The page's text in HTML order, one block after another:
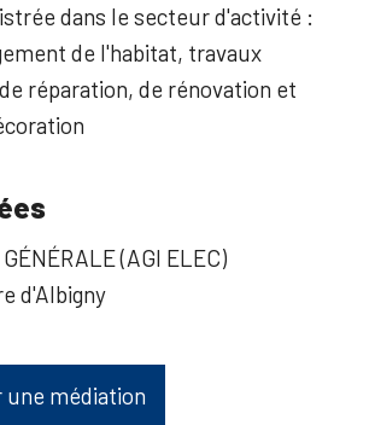
dans le secteur d'activité :
de l'habitat, travaux
réparation, de rénovation et
(AGI ELEC)
d'Albigny
une médiation